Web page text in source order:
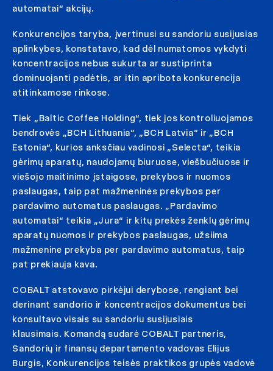
automatai“ akcijų.
Konkurencijos taryba, įvertinusi su sandoriu susijusias
aplinkybes, konstatavo, kad dėl numatomos vykdyti
koncentracijos nebus sukurta ar sustiprinta
dominuojanti padėtis, ar itin apribota konkurencija
atitinkamose rinkose.
Tiek „Baltic Coffee Holding“, tiek jos kontroliuojamos
bendrovės „BCH Lithuania“, „BCH Latvia“ ir „BCH
Estonia“, kurios anksčiau vadinosi „Selecta“, teikia
gėrimų aparatų, naudojamų biuruose, viešbučiuose ir
viešojo maitinimo įstaigose, prekybos ir nuomos
paslaugas, taip pat mažmeninės prekybos per
pardavimo automatus paslaugas. „Pardavimo
automatai“ teikia „Jura“ ir kitų prekės ženklų gėrimų
aparatų nuomos ir prekybos paslaugas, užsiima
mažmenine prekyba per pardavimo automatus, taip
pat prekiauja kava.
COBALT atstovavo pirkėjui derybose, rengiant bei
derinant sandorio ir koncentracijos dokumentus bei
konsultavo visais su sandoriu susijusiais
klausimais. Komandą sudarė COBALT partneris,
Sandorių ir finansų departamento vadovas Elijus
Burgis, Konkurencijos teisės praktikos grupės vadovė